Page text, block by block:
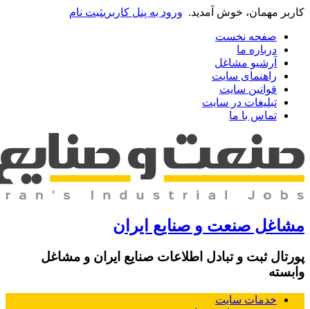
مهمان، خوش آمدید.ورود به پنل کاربریثبت نام
صفحه نخست
درباره ما
آرشیو مشاغل
راهنمای سایت
قوانین سایت
تبلیغات در سایت
تماس با ما
صنعت و صنایع ایران
ثبت و تبادل اطلاعات صنایع ایران و مشاغل
خدمات سایت